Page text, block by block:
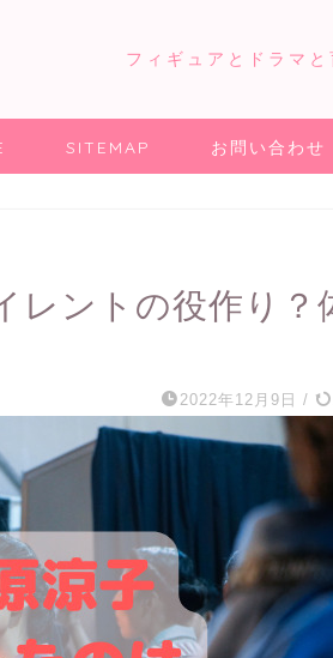
フィギュアとドラマと
SITEMAP お問い合わせ
レントの役作り？
2022年12月9日 /